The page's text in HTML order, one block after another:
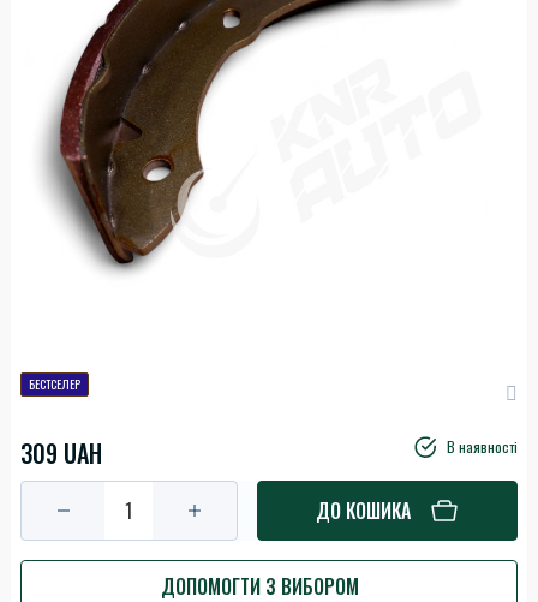
БЕСТСЕЛЕР
309 UAH В наявності
ДО КОШИКА
ДОПОМОГТИ З ВИБОРОМ